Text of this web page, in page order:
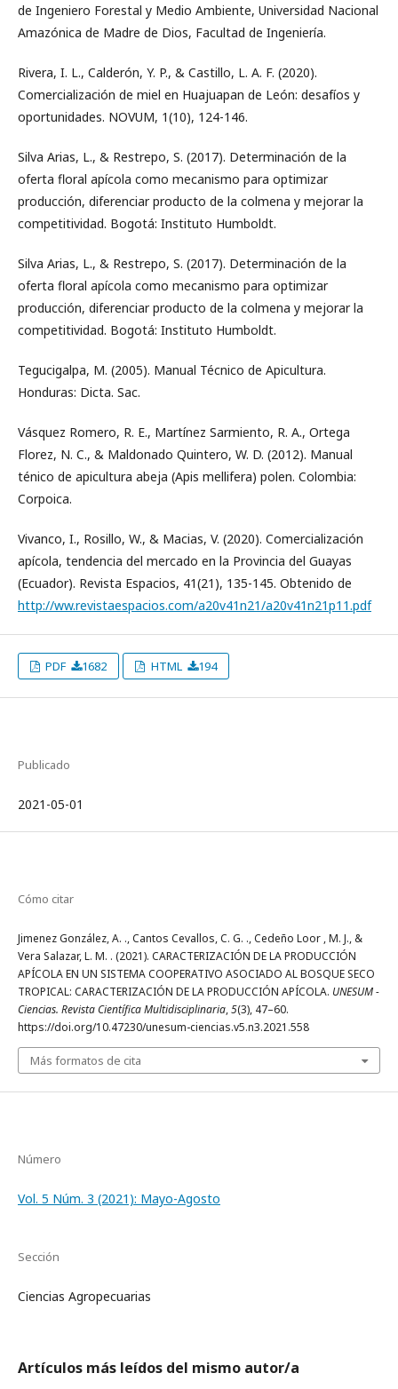
de Ingeniero Forestal y Medio Ambiente, Universidad Nacional
Amazónica de Madre de Dios, Facultad de Ingeniería.
Rivera, I. L., Calderón, Y. P., & Castillo, L. A. F. (2020).
Comercialización de miel en Huajuapan de León: desafíos y
oportunidades. NOVUM, 1(10), 124-146.
Silva Arias, L., & Restrepo, S. (2017). Determinación de la
oferta floral apícola como mecanismo para optimizar
producción, diferenciar producto de la colmena y mejorar la
competitividad. Bogotá: Instituto Humboldt.
Silva Arias, L., & Restrepo, S. (2017). Determinación de la
oferta floral apícola como mecanismo para optimizar
producción, diferenciar producto de la colmena y mejorar la
competitividad. Bogotá: Instituto Humboldt.
Tegucigalpa, M. (2005). Manual Técnico de Apicultura.
Honduras: Dicta. Sac.
Vásquez Romero, R. E., Martínez Sarmiento, R. A., Ortega
Florez, N. C., & Maldonado Quintero, W. D. (2012). Manual
ténico de apicultura abeja (Apis mellifera) polen. Colombia:
Corpoica.
Vivanco, I., Rosillo, W., & Macias, V. (2020). Comercialización
apícola, tendencia del mercado en la Provincia del Guayas
(Ecuador). Revista Espacios, 41(21), 135-145. Obtenido de
http://ww.revistaespacios.com/a20v41n21/a20v41n21p11.pdf
PDF 1682 HTML 194
Publicado
2021-05-01
Cómo citar
Jimenez González, A. ., Cantos Cevallos, C. G. ., Cedeño Loor , M. J., &
Vera Salazar, L. M. . (2021). CARACTERIZACIÓN DE LA PRODUCCIÓN
APÍCOLA EN UN SISTEMA COOPERATIVO ASOCIADO AL BOSQUE SECO
TROPICAL: CARACTERIZACIÓN DE LA PRODUCCIÓN APÍCOLA. UNESUM -
Ciencias. Revista Científica Multidisciplinaria,5(3), 47–60.
https://doi.org/10.47230/unesum-ciencias.v5.n3.2021.558
Más formatos de cita
Número
Vol. 5 Núm. 3 (2021): Mayo-Agosto
Sección
Ciencias Agropecuarias
Artículos más leídos del mismo autor/a